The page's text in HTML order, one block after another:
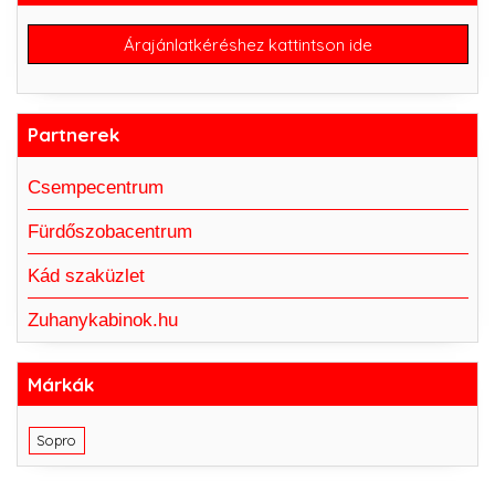
Árajánlatkéréshez kattintson ide
Partnerek
Csempecentrum
Fürdőszobacentrum
Kád szaküzlet
Zuhanykabinok.hu
Márkák
Sopro